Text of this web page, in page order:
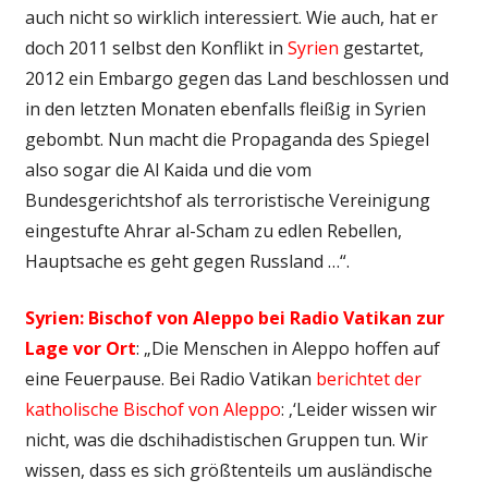
auch nicht so wirklich interessiert. Wie auch, hat er
doch 2011 selbst den Konflikt in Syrien gestartet,
2012 ein Embargo gegen das Land beschlossen und
in den letzten Monaten ebenfalls fleißig in Syrien
gebombt. Nun macht die Propaganda des Spiegel
also sogar die Al Kaida und die vom
Bundesgerichtshof als terroristische Vereinigung
eingestufte Ahrar al-Scham zu edlen Rebellen,
Hauptsache es geht gegen Russland …“.
Syrien: Bischof von Aleppo bei Radio Vatikan zur
Lage vor Ort: „Die Menschen in Aleppo hoffen auf
eine Feuerpause. Bei Radio Vatikan berichtet der
katholische Bischof von Aleppo: ‚‘Leider wissen wir
nicht, was die dschihadistischen Gruppen tun. Wir
wissen, dass es sich größtenteils um ausländische